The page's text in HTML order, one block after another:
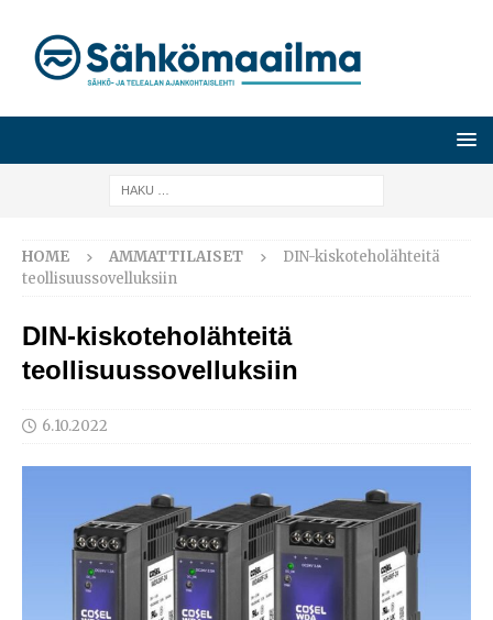
HOME AMMATTILAISET
DIN-kiskoteholähteitä
teollisuussovelluksiin
DIN-kiskoteholähteitä
teollisuussovelluksiin
6.10.2022